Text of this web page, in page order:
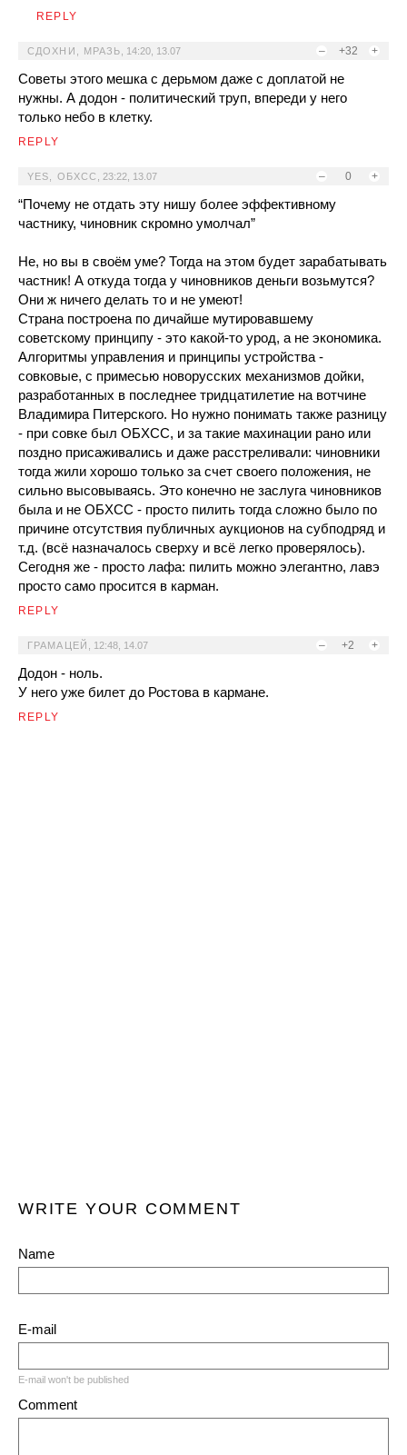
REPLY
– +32 +
СДОХНИ, МРАЗЬ 14:20, 13.07
Советы этого мешка с дерьмом даже с доплатой не
нужны. А додон - политический труп, впереди у него
только небо в клетку.
REPLY
– 0 +
YES, ОБХСС 23:22, 13.07
“Почему не отдать эту нишу более эффективному
частнику, чиновник скромно умолчал”
Не, но вы в своём уме? Тогда на этом будет зарабатывать
частник! А откуда тогда у чиновников деньги возьмутся?
Они ж ничего делать то и не умеют!
Страна построена по дичайше мутировавшему
советскому принципу - это какой-то урод, а не экономика.
Алгоритмы управления и принципы устройства -
совковые, с примесью новорусских механизмов дойки,
разработанных в последнее тридцатилетие на вотчине
Владимира Питерского. Но нужно понимать также разницу
- при совке был ОБХСС, и за такие махинации рано или
поздно присаживались и даже расстреливали: чиновники
тогда жили хорошо только за счет своего положения, не
сильно высовываясь. Это конечно не заслуга чиновников
была и не ОБХСС - просто пилить тогда сложно было по
причине отсутствия публичных аукционов на субподряд и
т.д. (всё назначалось сверху и всё легко проверялось).
Сегодня же - просто лафа: пилить можно элегантно, лавэ
просто само просится в карман.
REPLY
– +2 +
ГРАМАЦЕЙ 12:48, 14.07
Додон - ноль.
У него уже билет до Ростова в кармане.
REPLY
WRITE YOUR COMMENT
Name
E-mail
E-mail won't be published
Comment